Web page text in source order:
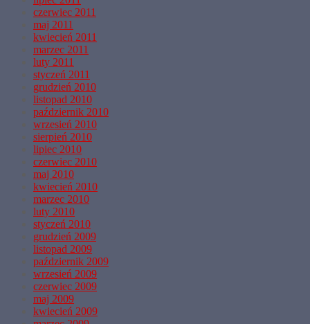
czerwiec 2011
maj 2011
kwiecień 2011
marzec 2011
luty 2011
styczeń 2011
grudzień 2010
listopad 2010
październik 2010
wrzesień 2010
sierpień 2010
lipiec 2010
czerwiec 2010
maj 2010
kwiecień 2010
marzec 2010
luty 2010
styczeń 2010
grudzień 2009
listopad 2009
październik 2009
wrzesień 2009
czerwiec 2009
maj 2009
kwiecień 2009